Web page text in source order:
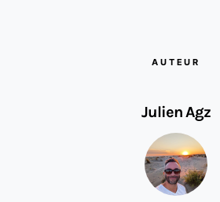
AUTEUR
Julien Agz